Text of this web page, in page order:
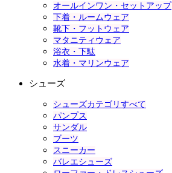
オールインワン・セットアップ
下着・ルームウェア
靴下・フットウェア
マタニティウェア
浴衣・下駄
水着・マリンウェア
シューズ
シューズカテゴリすべて
パンプス
サンダル
ブーツ
スニーカー
バレエシューズ